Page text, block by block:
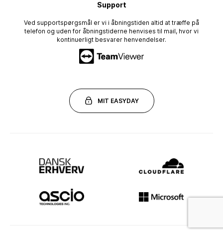
Support
Ved supportspørgsmål er vi i åbningstiden altid at træffe på
telefon og uden for åbningstiderne henvises til mail, hvor vi
kontinuerligt besvarer henvendelser.
MIT EASYDAY